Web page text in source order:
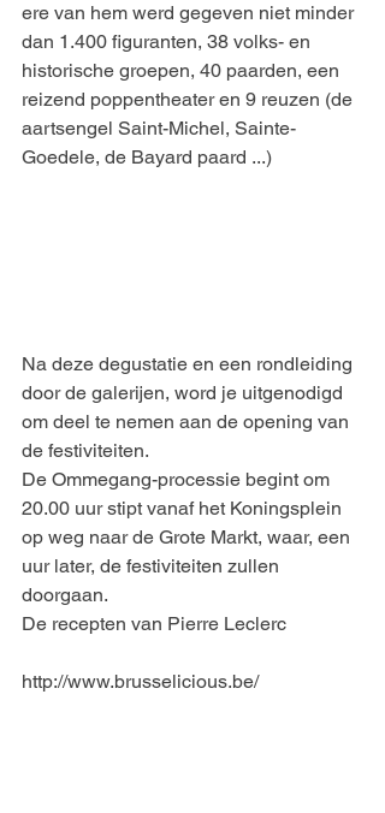
ere van hem werd gegeven niet minder
dan 1.400 figuranten, 38 volks- en
historische groepen, 40 paarden, een
reizend poppentheater en 9 reuzen (de
aartsengel Saint-Michel, Sainte-
Goedele, de Bayard paard ...)
Na deze degustatie en een rondleiding
door de galerijen, word je uitgenodigd
om deel te nemen aan de opening van
de festiviteiten.
De Ommegang-processie begint om
20.00 uur stipt vanaf het Koningsplein
op weg naar de Grote Markt, waar, een
uur later, de festiviteiten zullen
doorgaan.
De recepten van Pierre Leclerc
http://www.brusselicious.be/